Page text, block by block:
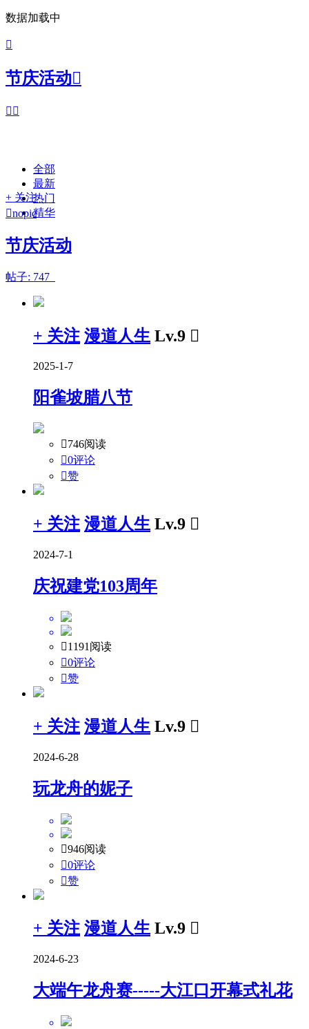
数据加载中

节庆活动
 
全部
最新
热门
精华
+ 关注
nopic
节庆活动
帖子: 747
+ 关注 漫道人生 Lv.9 
2025-1-7
阳雀坡腊八节
746阅读
0评论
赞
+ 关注 漫道人生 Lv.9 
2024-7-1
庆祝建党103周年
1191阅读
0评论
赞
+ 关注 漫道人生 Lv.9 
2024-6-28
玩龙舟的妮子
946阅读
0评论
赞
+ 关注 漫道人生 Lv.9 
2024-6-23
大端午龙舟赛-----大江口开幕式礼花